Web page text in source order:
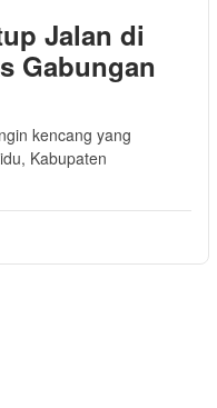
Jalan di
Gabungan
kencang yang
Kabupaten